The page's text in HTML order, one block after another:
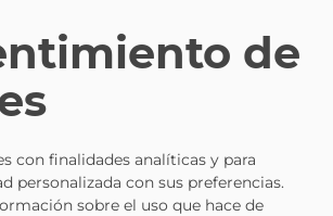
- 10%
de
con finalidades analíticas y para
personalizada con sus preferencias.
sobre el uso que hace de